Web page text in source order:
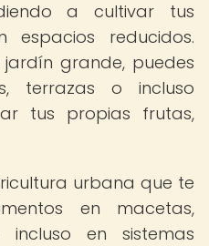
a cultivar tus
espacios reducidos.
grande, puedes
terrazas o incluso
tus propias frutas,
urbana que te
en macetas,
en sistemas